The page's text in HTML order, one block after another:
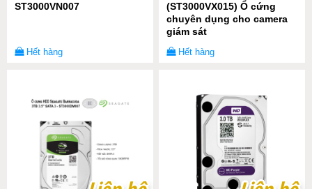
ST3000VN007
Hết hàng
(ST3000VX015) Ổ cứng
chuyên dụng cho camera
giám sát
Hết hàng